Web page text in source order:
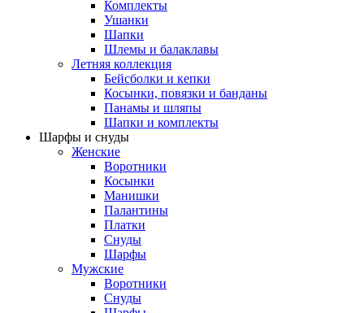
Комплекты
Ушанки
Шапки
Шлемы и балаклавы
Летняя коллекция
Бейсболки и кепки
Косынки, повязки и банданы
Панамы и шляпы
Шапки и комплекты
Шарфы и снуды
Женские
Воротники
Косынки
Манишки
Палантины
Платки
Снуды
Шарфы
Мужские
Воротники
Снуды